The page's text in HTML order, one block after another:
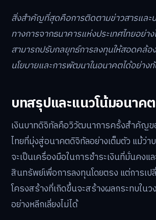
สิ่งสำคัญที่สุดคือการติดตามข่าวสารและ
ทางการจากธนาคารแห่งประเทศไทยอย่า
สามารถปรับกลยุทธ์การลงทุนให้สอดคล้
นโยบายและการพัฒนาในอนาคตได้อย่าง
บทสรุปและแนวโน้มอนาคต
เงินบาทดิจิทัลคือวิวัฒนาการครั้งสำคัญข
ไทยที่มุ่งสู่อนาคตดิจิทัลอย่างเต็มตัว แม้ว่
จะเป็นเครื่องมือในการชำระเงินที่มั่นคงแ
สินทรัพย์เพื่อการลงทุนโดยตรง แต่การเป
โครงสร้างที่เกิดขึ้นจะสร้างผลกระทบใน
อย่างหลีกเลี่ยงไม่ได้